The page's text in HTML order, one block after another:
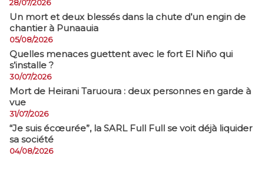
28/07/2026
​Un mort et deux blessés dans la chute d’un engin de
chantier à Punaauia
05/08/2026
Quelles menaces guettent avec le fort El Niño qui
s’installe ?
30/07/2026
Mort de Heirani Taruoura : deux personnes en garde à
vue
31/07/2026
​“Je suis écœurée”, la SARL Full Full se voit déjà liquider
sa société
04/08/2026